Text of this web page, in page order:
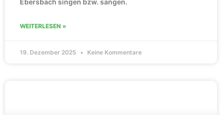
WEITERLESEN »
19. Dezember 2025 Keine Kommentare